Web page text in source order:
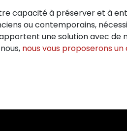
capacité à préserver et à
ou contemporains,
une solution avec de
nous vous proposerons un